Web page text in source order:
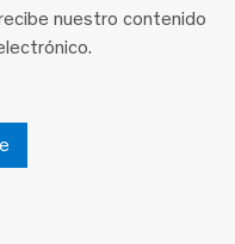
nuestro contenido